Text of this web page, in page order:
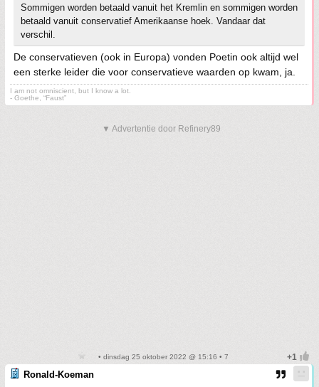
Sommigen worden betaald vanuit het Kremlin en sommigen worden
betaald vanuit conservatief Amerikaanse hoek. Vandaar dat
verschil.
De conservatieven (ook in Europa) vonden Poetin ook altijd wel
een sterke leider die voor conservatieve waarden op kwam, ja.
I am not omniscient, but I know a lot.
- Goethe, “Faust”
▼ Advertentie door Refinery89
• dinsdag 25 oktober 2022 @ 15:16 • 7
Ronald-Koeman